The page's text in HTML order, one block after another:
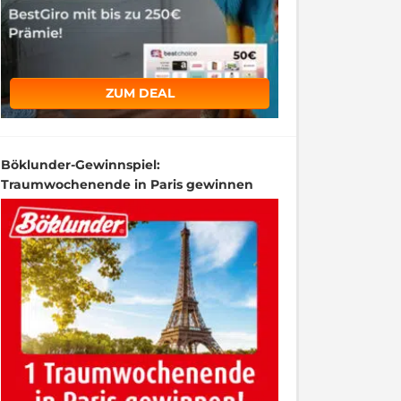
ZUM DEAL
Böklunder-Gewinnspiel:
Traumwochenende in Paris gewinnen